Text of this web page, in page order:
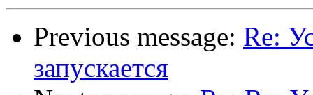
Previous message: Re:
запускается